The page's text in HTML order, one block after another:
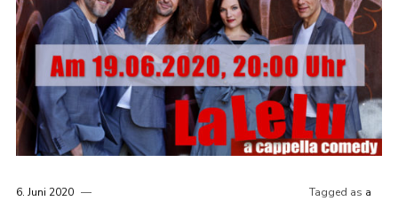
6. Juni 2020 Tagged as a